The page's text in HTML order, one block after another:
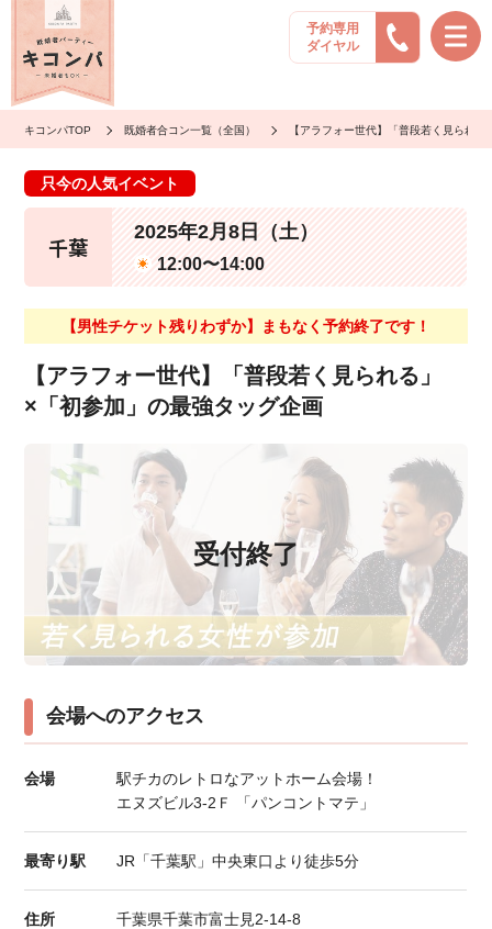
予約専用
ダイヤル
キコンパTOP 既婚者合コン一覧（全国） 【アラフォー世代】「普段若く見られ
只今の人気イベント
千葉
2025年2月8日（土）
12:00〜14:00
【男性チケット残りわずか】まもなく予約終了です！
【アラフォー世代】「普段若く見られる」
×「初参加」の最強タッグ企画
受付終了
会場へのアクセス
会場
駅チカのレトロなアットホーム会場！
エヌズビル3-2Ｆ 「パンコントマテ」
最寄り駅 JR「千葉駅」中央東口より徒歩5分
住所 千葉県千葉市富士見2-14-8